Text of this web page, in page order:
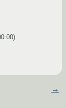
)
→